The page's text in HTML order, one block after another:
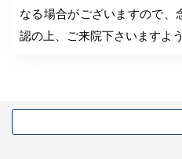
なる場合がございますので、
認の上、 ご来院下さいますよ